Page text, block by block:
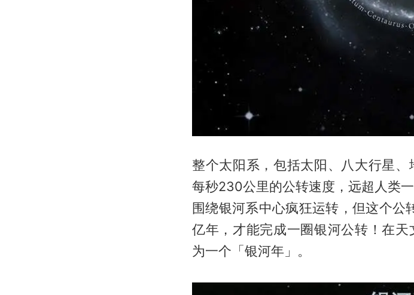
整个太阳系，包括太阳、八大行星、
每秒230公里的公转速度，远超人类
围绕银河系中心疯狂运转，但这个公
亿年，才能完成一圈银河公转！在
为一个「银河年」。